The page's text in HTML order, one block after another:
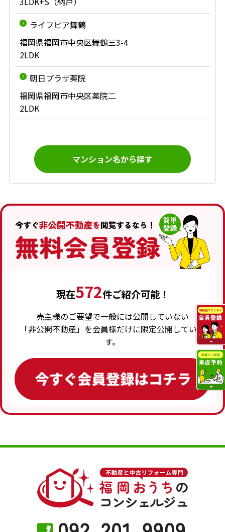
ライフピア舞鶴
福岡県福岡市中央区舞鶴三3-4
2LDK
朝日プラザ薬院
福岡県福岡市中央区薬院二
2LDK
マンション名から探す
現在572件ご紹介可能！
売主様のご要望で一般には公開していない
「非公開不動産」を会員様だけに限定公開していま
す。